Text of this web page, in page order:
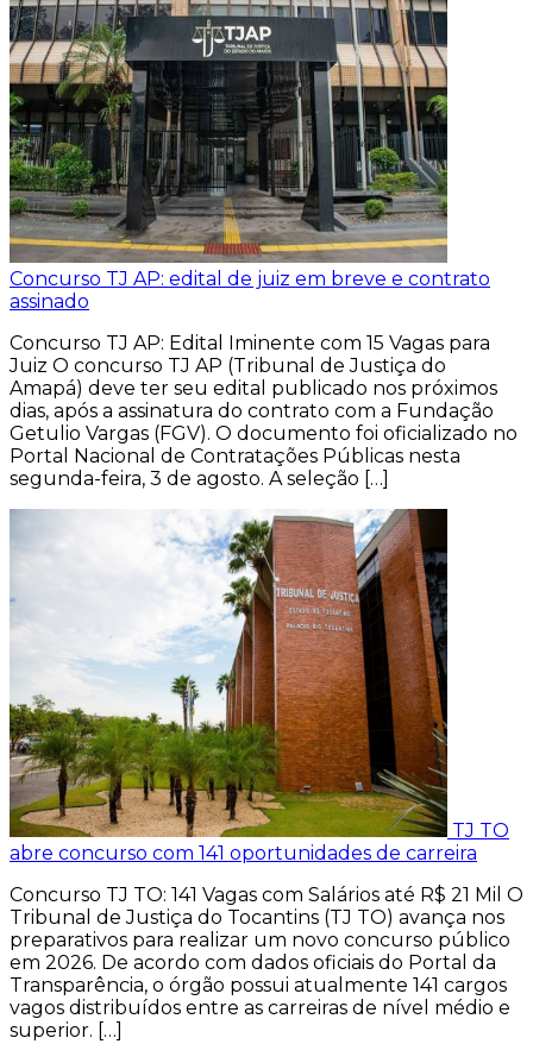
Concurso TJ AP: edital de juiz em breve e contrato
assinado
Concurso TJ AP: Edital Iminente com 15 Vagas para
Juiz O concurso TJ AP (Tribunal de Justiça do
Amapá) deve ter seu edital publicado nos próximos
dias, após a assinatura do contrato com a Fundação
Getulio Vargas (FGV). O documento foi oficializado no
Portal Nacional de Contratações Públicas nesta
segunda-feira, 3 de agosto. A seleção […]
TJ TO
abre concurso com 141 oportunidades de carreira
Concurso TJ TO: 141 Vagas com Salários até R$ 21 Mil O
Tribunal de Justiça do Tocantins (TJ TO) avança nos
preparativos para realizar um novo concurso público
em 2026. De acordo com dados oficiais do Portal da
Transparência, o órgão possui atualmente 141 cargos
vagos distribuídos entre as carreiras de nível médio e
superior. […]